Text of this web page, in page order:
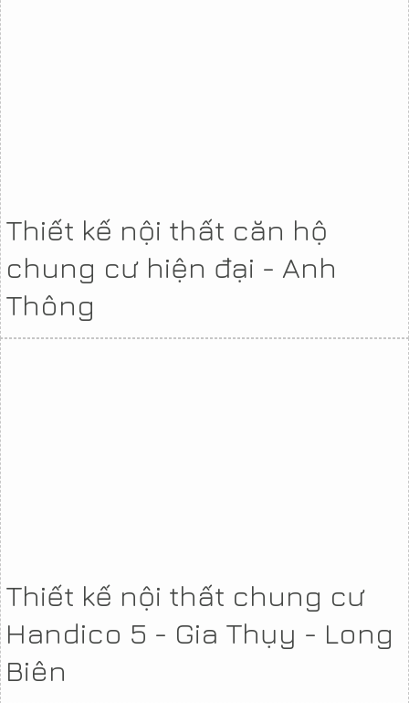
Thiết kế nội thất căn hộ
chung cư hiện đại - Anh
Thông
Thiết kế nội thất chung cư
Handico 5 - Gia Thụy - Long
Biên